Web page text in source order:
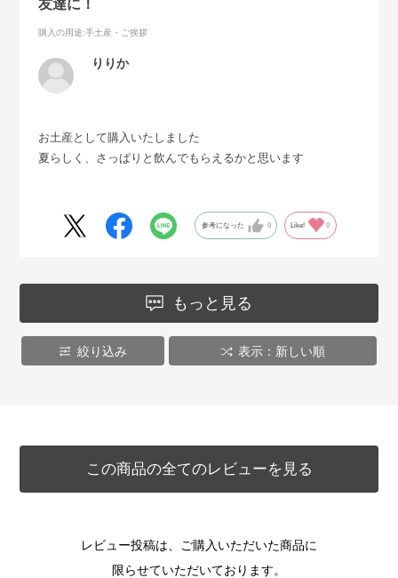
友達に！
購入の用途:手土産・ご挨拶
りりか
お土産として購入いたしました
夏らしく、さっぱりと飲んでもらえるかと思います
参考になった 0 Like! 0
もっと見る
絞り込み 表示：新しい順
この商品の全てのレビューを見る
レビュー投稿は、ご購入いただいた商品に
限らせていただいております。